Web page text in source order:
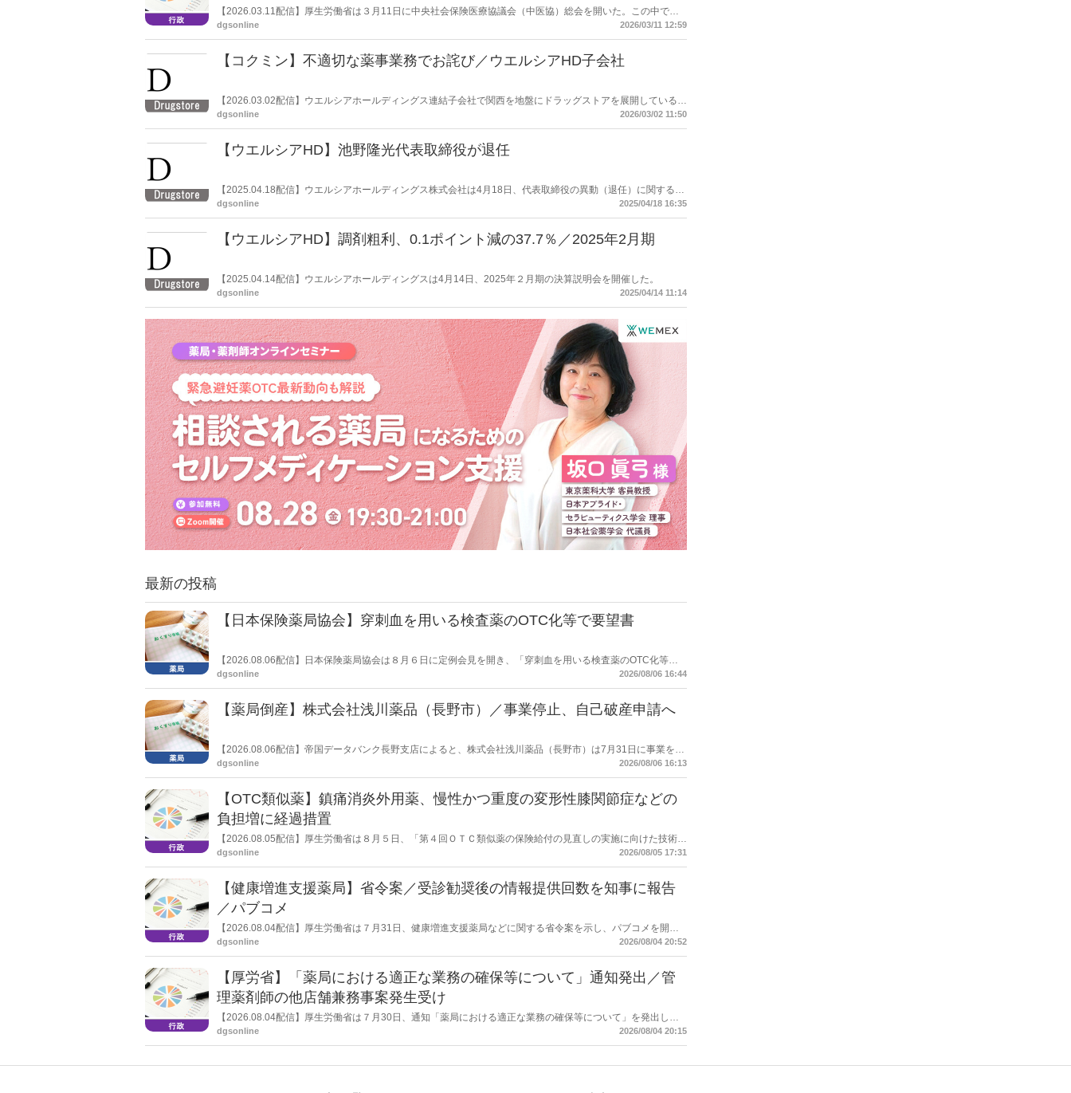
【2026.03.11配信】厚生労働省は３月11日に中央社会保険医療協議会（中医協）総会を開いた。この中で日
本薬剤師会副会長の森昌平氏は、ウエルシアホールディングスのグループ会社であるコクミンの不祥事につい
dgsonline 2026/03/11 12:59
【コクミン】不適切な薬事業務でお詫び／ウエルシアHD子会社
【2026.03.02配信】ウエルシアホールディングス連結子会社で関西を地盤にドラッグストアを展開しているコ
クミン（大阪市住之江区、代表取締役社長絹巻秀展氏）は３月２日、同社HPで「不適切な薬事業務に関する
dgsonline 2026/03/02 11:50
【ウエルシアHD】池野隆光代表取締役が退任
【2025.04.18配信】ウエルシアホールディングス株式会社は4月18日、代表取締役の異動（退任）に関するお
知らせを公表した。
dgsonline 2025/04/18 16:35
【ウエルシアHD】調剤粗利、0.1ポイント減の37.7％／2025年2月期
【2025.04.14配信】ウエルシアホールディングスは4月14日、2025年２月期の決算説明会を開催した。
dgsonline 2025/04/14 11:14
最新の投稿
【日本保険薬局協会】穿刺血を用いる検査薬のOTC化等で要望書
【2026.08.06配信】日本保険薬局協会は８月６日に定例会見を開き、「穿刺血を用いる検査薬のOTC化等に
関する要望書」を厚生労働省 医薬局長宛に提出したことを説明した。
dgsonline 2026/08/06 16:44
【薬局倒産】株式会社浅川薬品（長野市）／事業停止、自己破産申請へ
【2026.08.06配信】帝国データバンク長野支店によると、株式会社浅川薬品（長野市）は7月31日に事業を停
止し、自己破産申請の準備に入った。
dgsonline 2026/08/06 16:13
【OTC類似薬】鎮痛消炎外用薬、慢性かつ重度の変形性膝関節症などの
負担増に経過措置
【2026.08.05配信】厚生労働省は８月５日、「第４回ＯＴＣ類似薬の保険給付の見直しの実施に向けた技術的
検討会」を開催。「中間とりまとめ（案）」を提示し了承した。今後、社会保障審議会医療保険部会等に報告
dgsonline 2026/08/05 17:31
【健康増進支援薬局】省令案／受診勧奨後の情報提供回数を知事に報告
／パブコメ
【2026.08.04配信】厚生労働省は７月31日、健康増進支援薬局などに関する省令案を示し、パブコメを開始
した。受診勧奨を行った後に、当該医療機関や連携機関に対して、利用者の相談内容や薬剤及び医薬品に関す
dgsonline 2026/08/04 20:52
【厚労省】「薬局における適正な業務の確保等について」通知発出／管
理薬剤師の他店舗兼務事案発生受け
【2026.08.04配信】厚生労働省は７月30日、通知「薬局における適正な業務の確保等について」を発出し
た。
dgsonline 2026/08/04 20:15